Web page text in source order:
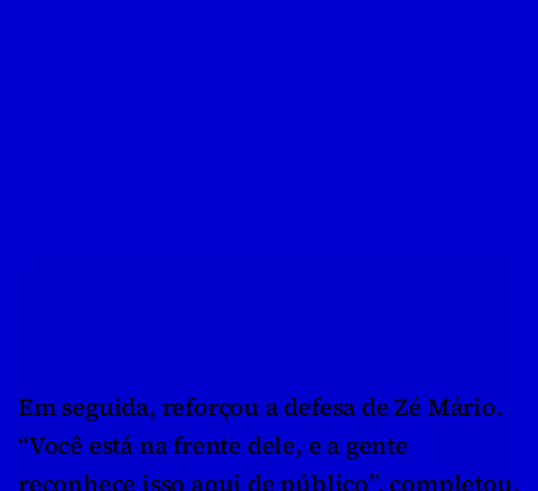
Em seguida, reforçou a defesa de Zé Mário.
“Você está na frente dele, e a gente
reconhece isso aqui de público”, completou.